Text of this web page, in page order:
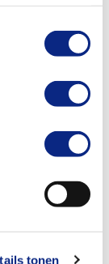
tonen